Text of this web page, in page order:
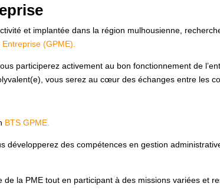
et implantée dans la région mulhousienne,
(GPME).
participerez activement au bon fonctionnement de
vous serez au cœur des échanges entre les
BTS GPME.
développerez des compétences en gestion
la PME tout en participant à des missions variées et